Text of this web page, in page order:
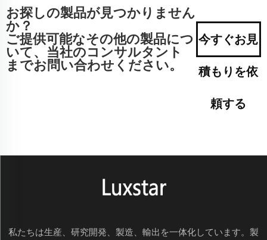
お探しの製品が見つかりません
か？
ご提供可能なその他の製品につ
いて、当社のコンサルタント
までお問い合わせください。
今すぐお見
積もりを依
頼する
私たちは生産、研究開発、製造、輸出を一体化しています。製